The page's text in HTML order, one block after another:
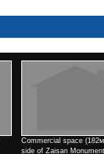
3 rooms / Park view town
Үнэ